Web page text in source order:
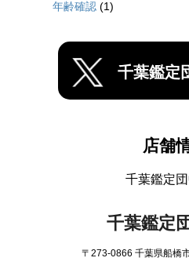
年齢確認 (1)
千葉鑑定
店舗
千葉鑑定
千葉鑑定
〒273-0866 千葉県船橋